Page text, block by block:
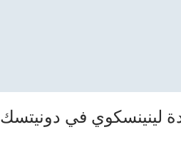
لينينسكوي في دونيتسك